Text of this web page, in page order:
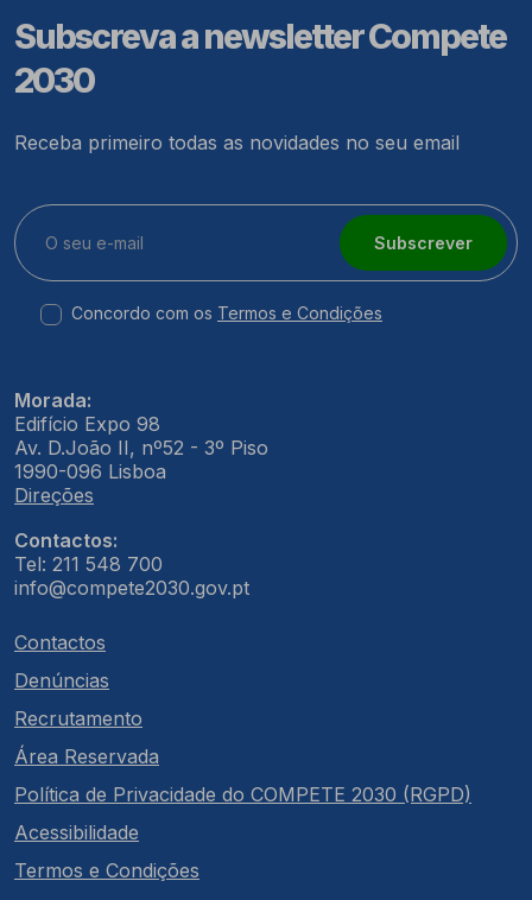
Subscreva a newsletter Compete
2030
Receba primeiro todas as novidades no seu email
Subscrever
Concordo com os Termos e Condições
Morada:
Edifício Expo 98
Av. D.João II, nº52 - 3º Piso
1990-096 Lisboa
Direções
Contactos:
Tel: 211 548 700
info@compete2030.gov.pt
Contactos
Denúncias
Recrutamento
Área Reservada
Política de Privacidade do COMPETE 2030 (RGPD)
Acessibilidade
Termos e Condições